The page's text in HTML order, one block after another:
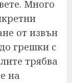
Много
от извън
грешки с
трябва
на